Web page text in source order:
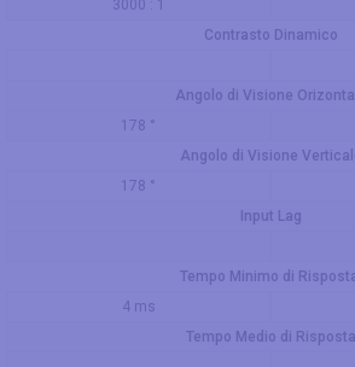
3000 : 1
Contrasto Dinamico
Angolo di Visione
178 °
Angolo di Visione
178 °
Input Lag
Tempo Minimo di
4 ms
Tempo Medio di Risposta